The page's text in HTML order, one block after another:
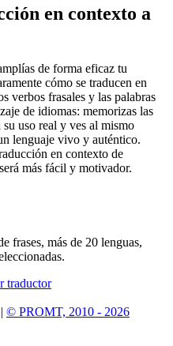
en contexto a
de forma eficaz tu
cómo se traducen en
verbos frasales y las palabras
de idiomas: memorizas las
su uso real y ves al mismo
lenguaje vivo y auténtico.
en contexto de
más fácil y motivador.
frases, más de 20 lenguas,
| © PROMT, 2010 - 2026